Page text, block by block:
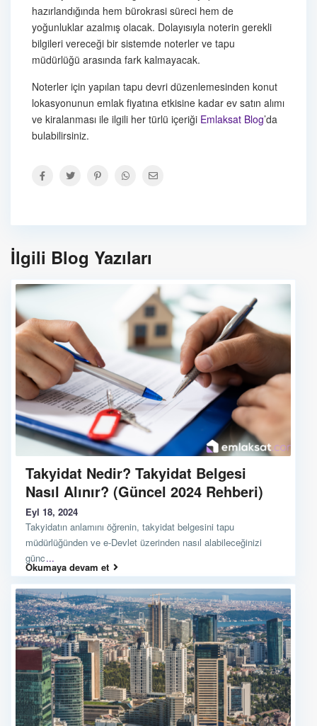
hazırlandığında hem bürokrasi süreci hem de
yoğunluklar azalmış olacak. Dolayısıyla noterin gerekli
bilgileri vereceği bir sistemde noterler ve tapu
müdürlüğü arasında fark kalmayacak.
Noterler için yapılan tapu devri düzenlemesinden konut
lokasyonunun emlak fiyatına etkisine kadar ev satın alımı
ve kiralanması ile ilgili her türlü içeriği Emlaksat Blog’da
bulabilirsiniz.
İlgili Blog Yazıları
Takyidat Nedir? Takyidat Belgesi
Nasıl Alınır? (Güncel 2024 Rehberi)
Eyl 18, 2024
Takyidatın anlamını öğrenin, takyidat belgesini tapu
müdürlüğünden ve e-Devlet üzerinden nasıl alabileceğinizi
günc...
Okumaya devam et